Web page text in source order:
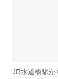
JR水道橋駅か